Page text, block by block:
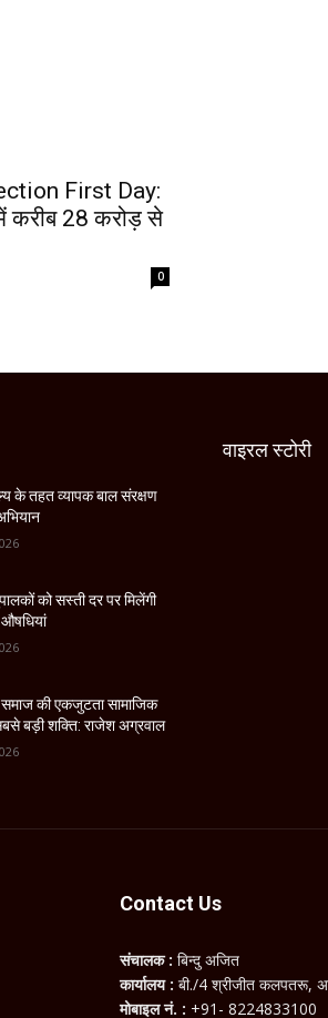
First Day:
करीब 28 करोड़ से
0
के तहत व्यापक बाल संरक्षण
को सस्ती दर पर मिलेंगी
समाज की एकजुटता सामाजिक
बड़ी शक्ति: राजेश अग्रवाल
वाइरल स्टोरी
Contact Us
संचालक : बिन्दु अजित
कार्यालय : बी./4 श्रीजीत कलपतरू,
मोबाइल नं. : +91- 8224833100